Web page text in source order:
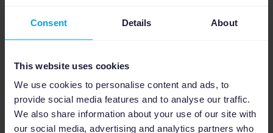
Consent Details About
This website uses cookies
We use cookies to personalise content and ads, to
provide social media features and to analyse our traffic.
We also share information about your use of our site with
our social media, advertising and analytics partners who